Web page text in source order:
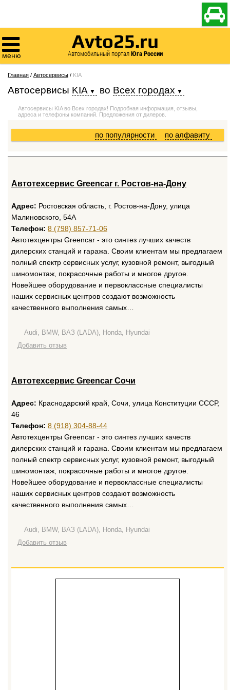


меню
Avto25.ru
Автомобильный порталЮга России
Главная / Автосервисы / KIA
Автосервисы KIA во Всех городах
Автосервисы KIA во Всех городах! Подробная информация, отзывы,
адреса и телефоны компаний. Предложения от дилеров.
по алфавиту
по популярности
Автотехсервис Greencar г. Ростов-на-Дону
Адрес: Ростовская область, г. Ростов-на-Дону, улица
Малиновского, 54А
Телефон: 8 (798) 857-71-06
Автотехцентры Greencar - это синтез лучших качеств
дилерских станций и гаража. Своим клиентам мы предлагаем
полный спектр сервисных услуг, кузовной ремонт, выгодный
шиномонтаж, покрасочные работы и многое другое.
Новейшее оборудование и первоклассные специалисты
наших сервисных центров создают возможность
качественного выполнения самых…
Audi, BMW, ВАЗ (LADA), Honda, Hyundai
Добавить отзыв
Автотехсервис Greencar Сочи
Адрес: Краснодарский край, Сочи, улица Конституции СССР,
46
Телефон: 8 (918) 304-88-44
Автотехцентры Greencar - это синтез лучших качеств
дилерских станций и гаража. Своим клиентам мы предлагаем
полный спектр сервисных услуг, кузовной ремонт, выгодный
шиномонтаж, покрасочные работы и многое другое.
Новейшее оборудование и первоклассные специалисты
наших сервисных центров создают возможность
качественного выполнения самых…
Audi, BMW, ВАЗ (LADA), Honda, Hyundai
Добавить отзыв